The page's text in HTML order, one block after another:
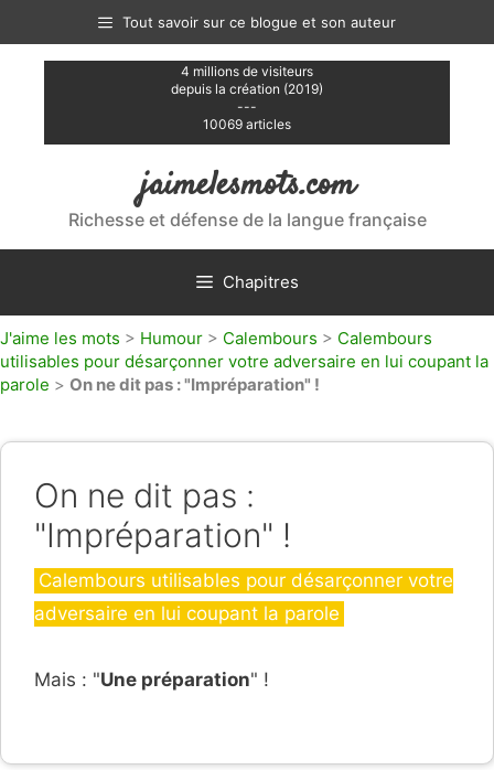
contenu
Tout savoir sur ce blogue et son auteur
4 millions de visiteurs
depuis la création (2019)
---
10069 articles
jaimelesmots.com
Richesse et défense de la langue française
Chapitres
J'aime les mots > Humour > Calembours > Calembours
utilisables pour désarçonner votre adversaire en lui coupant la
parole > On ne dit pas : "Impréparation" !
On ne dit pas :
"Impréparation" !
Catégories
Calembours utilisables pour désarçonner votre
adversaire en lui coupant la parole
Mais : "Une préparation" !